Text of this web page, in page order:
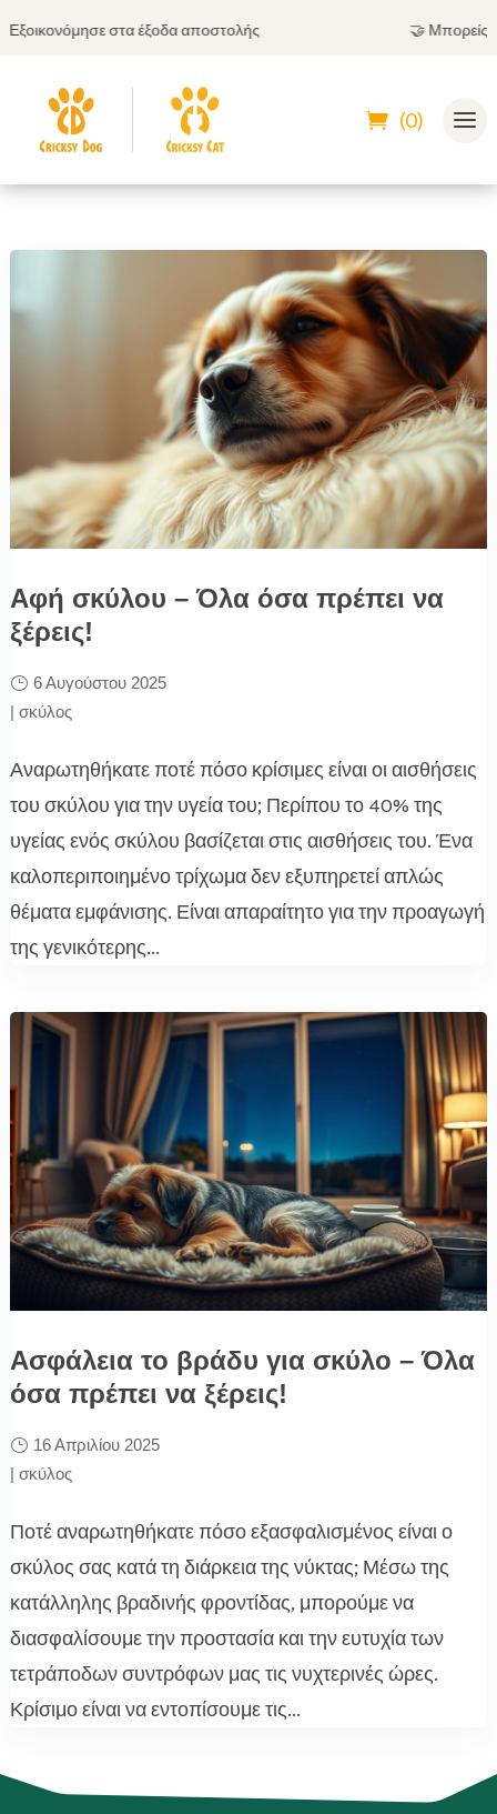
στα έξοδα αποστολής Μπορείς να
(0)
Αφή σκύλου – Όλα όσα πρέπει να
ξέρεις!
6 Αυγούστου 2025
| σκύλος
Αναρωτηθήκατε ποτέ πόσο κρίσιμες είναι οι αισθήσεις
του σκύλου για την υγεία του; Περίπου το 40% της
υγείας ενός σκύλου βασίζεται στις αισθήσεις του. Ένα
καλοπεριποιημένο τρίχωμα δεν εξυπηρετεί απλώς
θέματα εμφάνισης. Είναι απαραίτητο για την προαγωγή
της γενικότερης...
Ασφάλεια το βράδυ για σκύλο – Όλα
όσα πρέπει να ξέρεις!
16 Απριλίου 2025
| σκύλος
Ποτέ αναρωτηθήκατε πόσο εξασφαλισμένος είναι ο
σκύλος σας κατά τη διάρκεια της νύκτας; Μέσω της
κατάλληλης βραδινής φροντίδας, μπορούμε να
διασφαλίσουμε την προστασία και την ευτυχία των
τετράποδων συντρόφων μας τις νυχτερινές ώρες.
Κρίσιμο είναι να εντοπίσουμε τις...